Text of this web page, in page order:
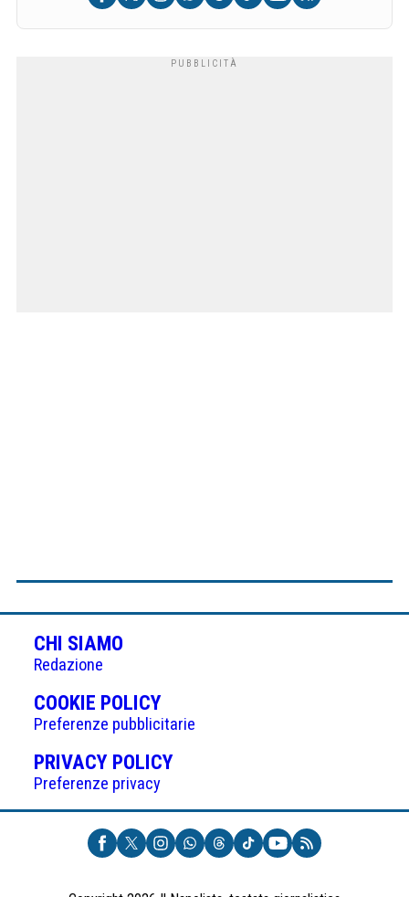
CHI SIAMO
Redazione
COOKIE POLICY(APRE
IN
UNA
NUOVA
Preferenze pubblicitarie
PRIVACY POLICY(APRE
UNA
NUOVA
SCHEDA)
Preferenze privacy